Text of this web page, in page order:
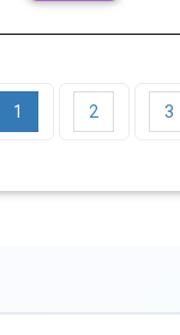
1 2 3